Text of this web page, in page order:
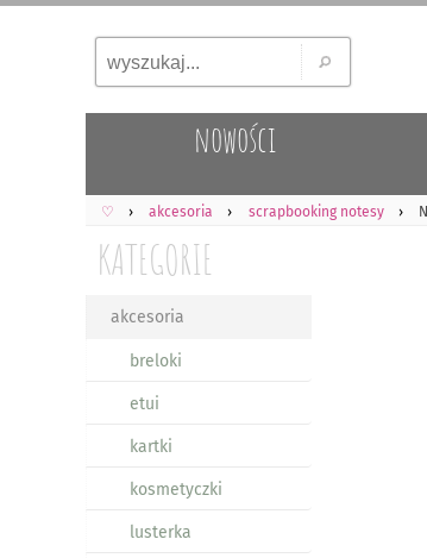
nowości
♡ akcesoria scrapbooking notesy
KATEGORIE
akcesoria
breloki
etui
kartki
kosmetyczki
lusterka